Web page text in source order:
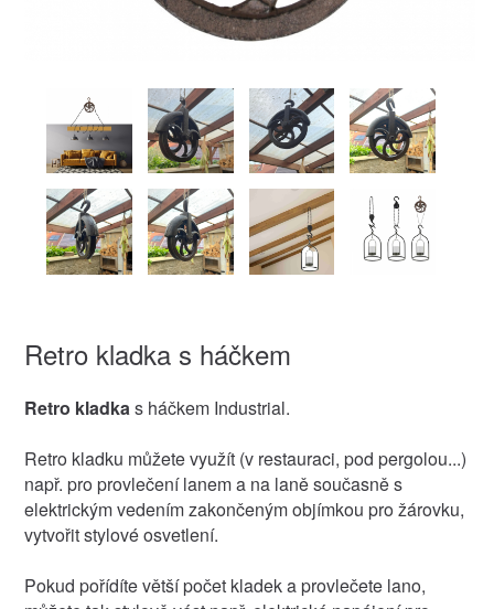
Retro kladka s háčkem
Retro kladkas háčkem Industrial.
Retro kladku můžete využít (v restauraci, pod pergolou...)
např. pro provlečení lanem a na laně současně s
elektrickým vedením zakončeným objímkou pro žárovku,
vytvořit stylové osvetlení.
Pokud pořídíte větší počet kladek a provlečete lano,